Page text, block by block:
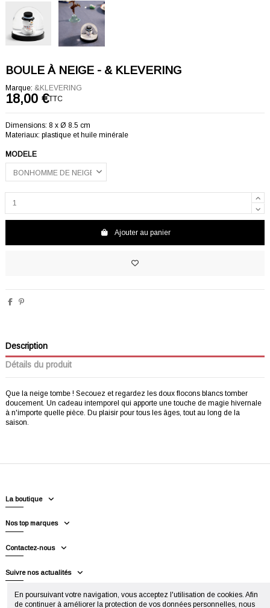
BOULE À NEIGE - & KLEVERING
Marque: &KLEVERING
18,00 €TTC
Dimensions: 8 x Ø 8.5 cm
Materiaux: plastique et huile minérale
MODELE
Ajouter au panier
Description
Détails du produit
Que la neige tombe ! Secouez et regardez les doux flocons blancs tomber
doucement. Un cadeau intemporel qui apporte une touche de magie hivernale
à n'importe quelle pièce. Du plaisir pour tous les âges, tout au long de la
saison.
La boutique
Nos top marques
Contactez-nous
Suivre nos actualités
En poursuivant votre navigation, vous acceptez l'utilisation de cookies. Afin
de continuer à améliorer la protection de vos données personnelles, nous